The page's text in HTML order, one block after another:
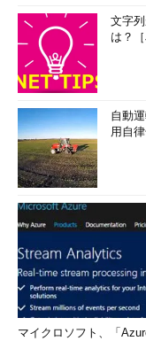
文字
は？
自動
用自
マイクロソフト、「